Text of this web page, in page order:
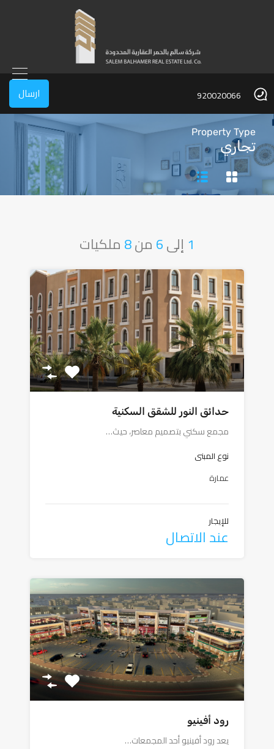
920020066 ارسال
Property Type
تجاري
1إلى6من8ملكيات
حدائق النور للشقق السكنية
مجمع سكني بتصميم معاصر، حيث…
نوع المبنى
عمارة
للإيجار
عند الاتصال
رود أفينيو
يعد رود أفينيو أحد المجمعات…